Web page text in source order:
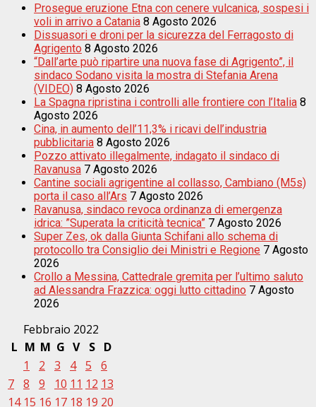
Prosegue eruzione Etna con cenere vulcanica, sospesi i
voli in arrivo a Catania 8 Agosto 2026
Dissuasori e droni per la sicurezza del Ferragosto di
Agrigento 8 Agosto 2026
“Dall’arte può ripartire una nuova fase di Agrigento”, il
sindaco Sodano visita la mostra di Stefania Arena
(VIDEO) 8 Agosto 2026
La Spagna ripristina i controlli alle frontiere con l’Italia 8
Agosto 2026
Cina, in aumento dell’11,3% i ricavi dell’industria
pubblicitaria 8 Agosto 2026
Pozzo attivato illegalmente, indagato il sindaco di
Ravanusa 7 Agosto 2026
Cantine sociali agrigentine al collasso, Cambiano (M5s)
porta il caso all’Ars 7 Agosto 2026
Ravanusa, sindaco revoca ordinanza di emergenza
idrica: ”Superata la criticità tecnica” 7 Agosto 2026
Super Zes, ok dalla Giunta Schifani allo schema di
protocollo tra Consiglio dei Ministri e Regione 7 Agosto
2026
Crollo a Messina, Cattedrale gremita per l’ultimo saluto
ad Alessandra Frazzica: oggi lutto cittadino 7 Agosto
2026
Febbraio 2022
L M M G V S
D
1
2 3 4 5
6
7 8 9 10 11 12 13
14 15 16 17 18 19 20